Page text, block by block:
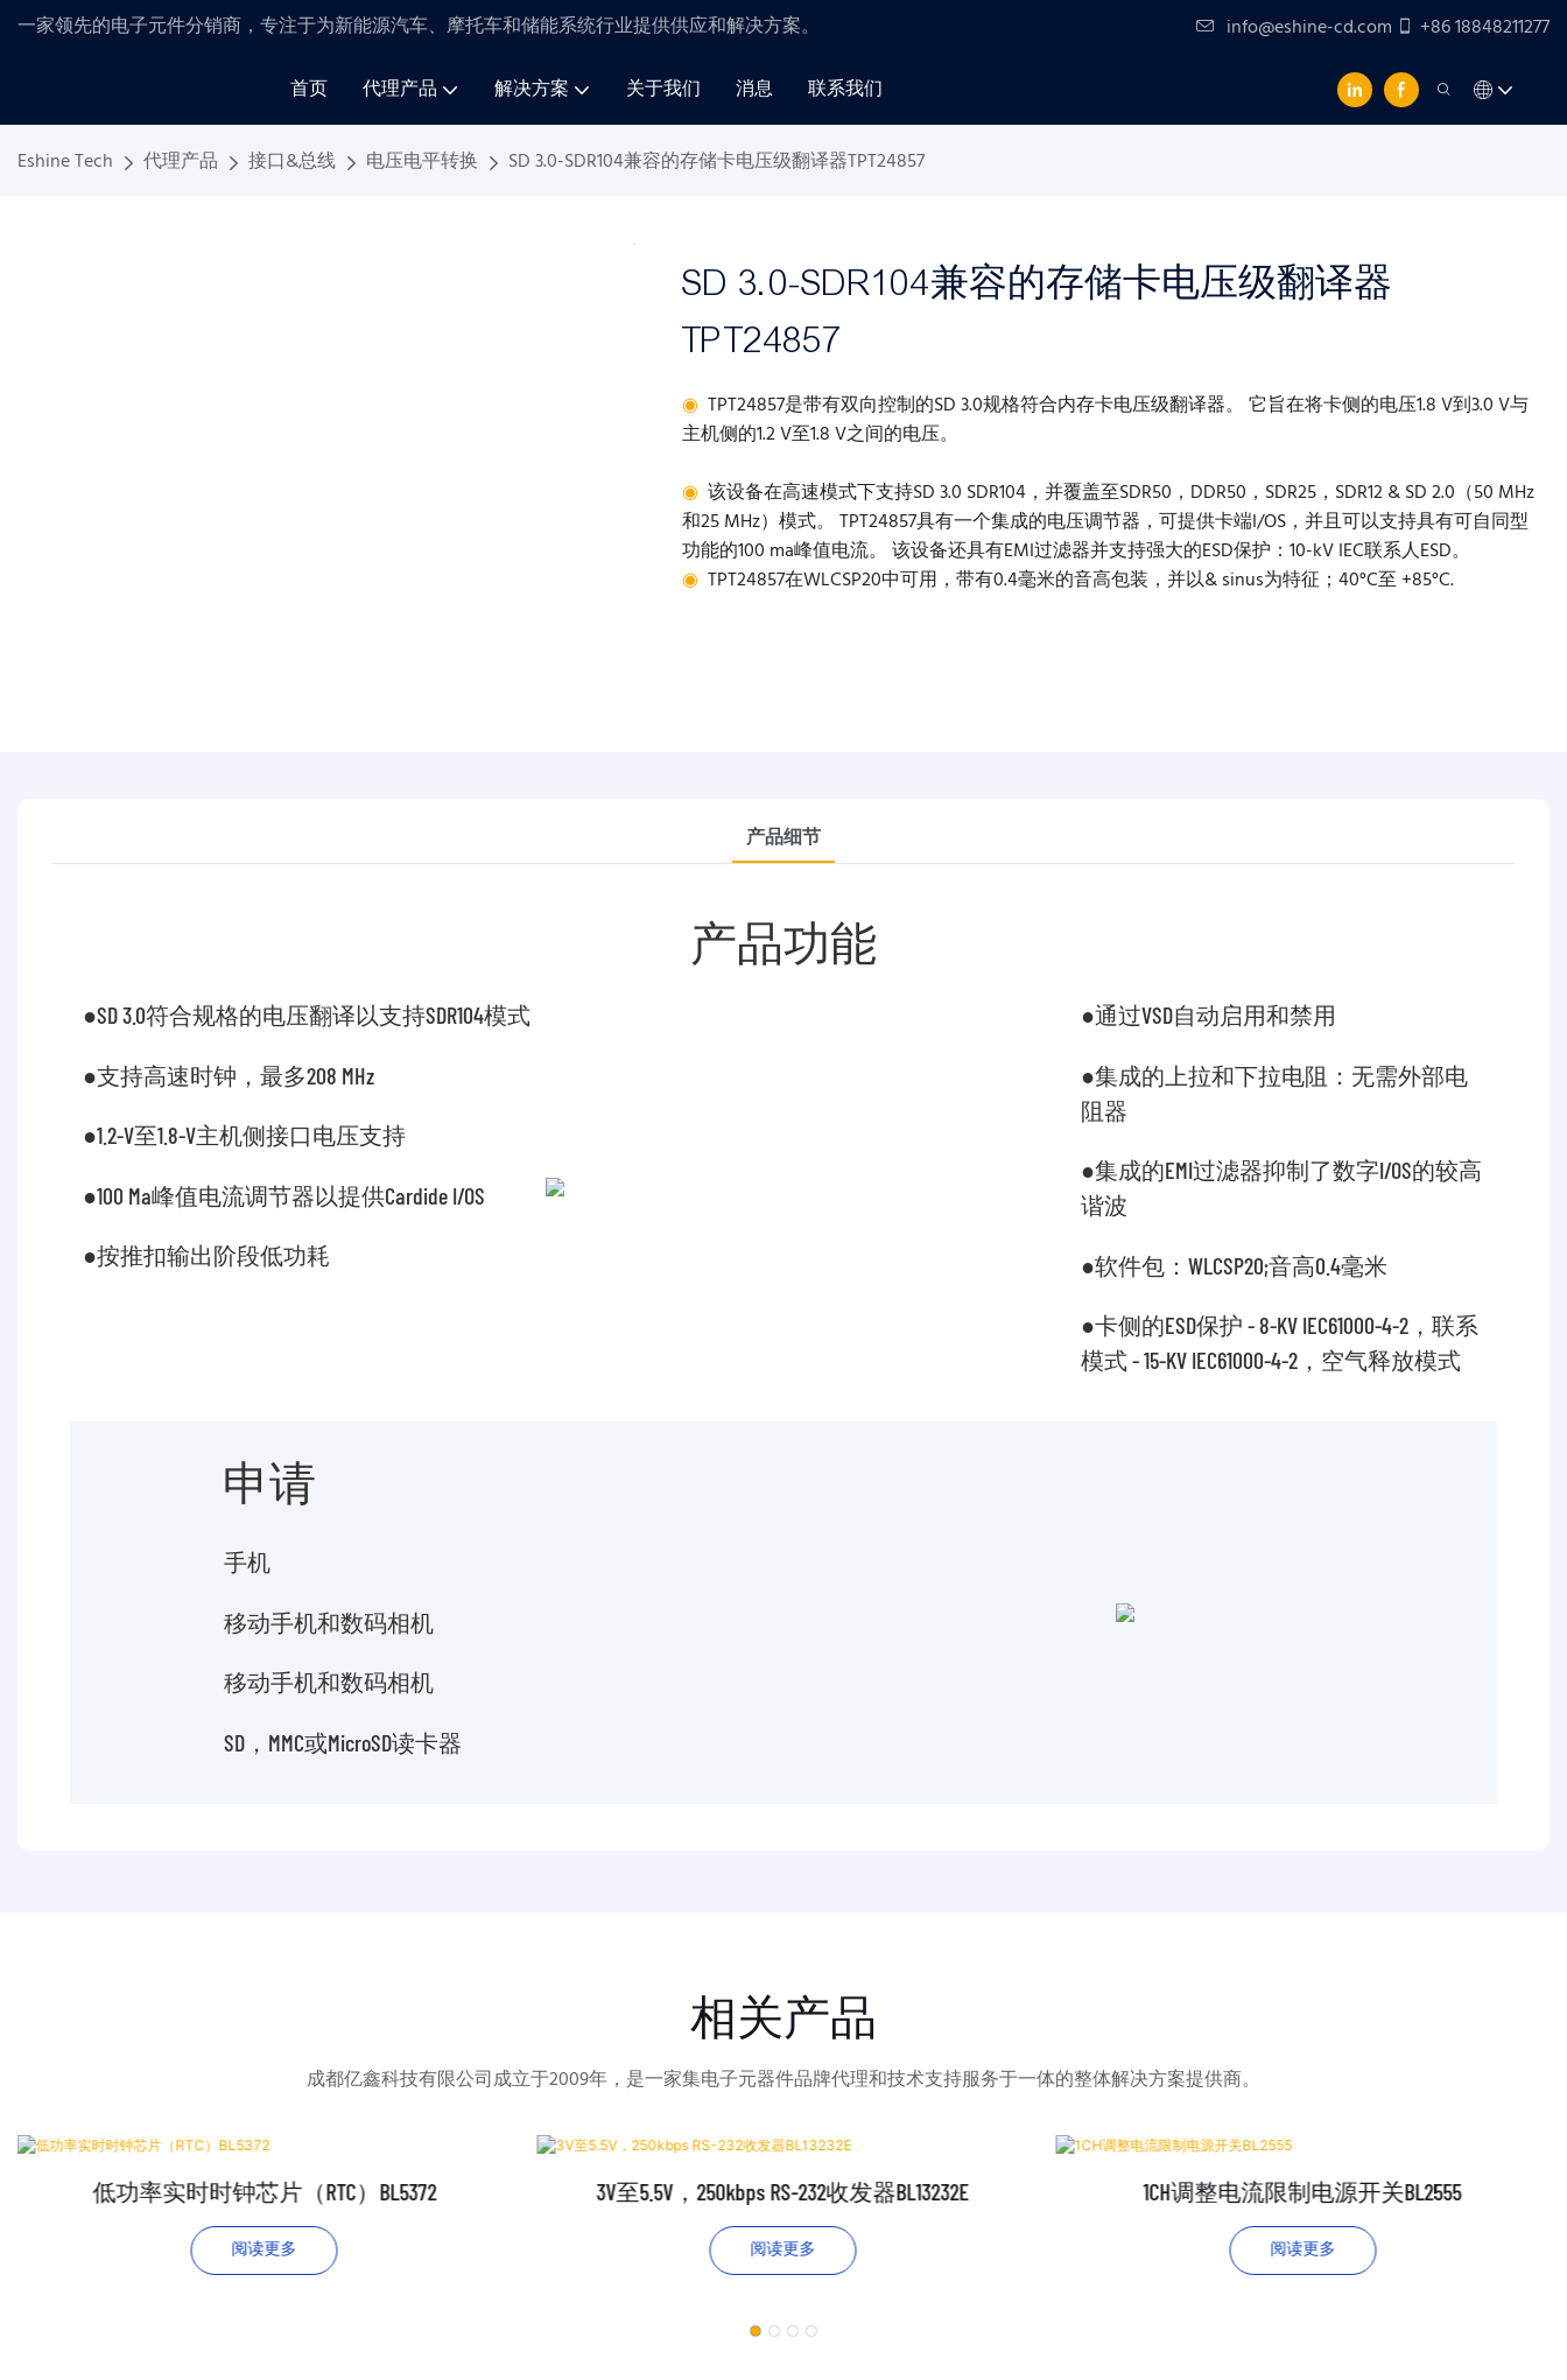
一家领先的电子元件分销商，专注于为新能源汽车、摩托车和储能系统行业提供供应和解决方案。 info@eshine-cd.com +86 18848211277
首页 代理产品 解决方案 关于我们 消息 联系我们
Eshine Tech 代理产品 接口&总线 电压电平转换 SD 3.0-SDR104兼容的存储卡电压级翻译器TPT24857
SD 3.0-SDR104兼容的存储卡电压级翻译器
TPT24857
◉ TPT24857是带有双向控制的SD 3.0规格符合内存卡电压级翻译器。 它旨在将卡侧的电压1.8 V到3.0 V与
主机侧的1.2 V至1.8 V之间的电压。
◉ 该设备在高速模式下支持SD 3.0 SDR104，并覆盖至SDR50，DDR50，SDR25，SDR12 & SD 2.0（50 MHz
和25 MHz）模式。 TPT24857具有一个集成的电压调节器，可提供卡端I/OS，并且可以支持具有可自同型
功能的100 ma峰值电流。 该设备还具有EMI过滤器并支持强大的ESD保护：10-kV IEC联系人ESD。
◉ TPT24857在WLCSP20中可用，带有0.4毫米的音高包装，并以& sinus为特征；40°C至 +85°C.
产品细节
产品功能
●SD 3.0符合规格的电压翻译以支持SDR104模式
●支持高速时钟，最多208 MHz
●1.2-V至1.8-V主机侧接口电压支持
●100 Ma峰值电流调节器以提供Cardide I/OS
●按推扣输出阶段低功耗
●通过VSD自动启用和禁用
●集成的上拉和下拉电阻：无需外部电
阻器
●集成的EMI过滤器抑制了数字I/OS的较高
谐波
●软件包：WLCSP20;音高0.4毫米
●卡侧的ESD保护 - 8-KV IEC61000-4-2，联系
模式 - 15-KV IEC61000-4-2，空气释放模式
申请
手机
移动手机和数码相机
移动手机和数码相机
SD，MMC或microSD读卡器
相关产品
成都亿鑫科技有限公司成立于2009年，是一家集电子元器件品牌代理和技术支持服务于一体的整体解决方案提供商。
低功率实时时钟芯片（RTC）BL5372
阅读更多
3V至5.5V，250kbps RS-232收发器BL13232E
阅读更多
1CH调整电流限制电源开关BL2555
阅读更多